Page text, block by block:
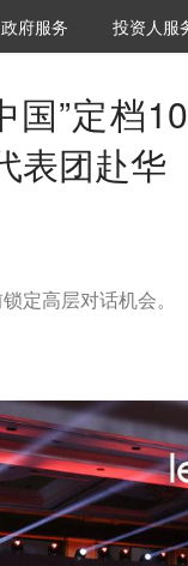
城市之窗
政府服务 VClub投资机
投资机构职位
投资人服
国”定档
表团赴华
定高层对话机会。